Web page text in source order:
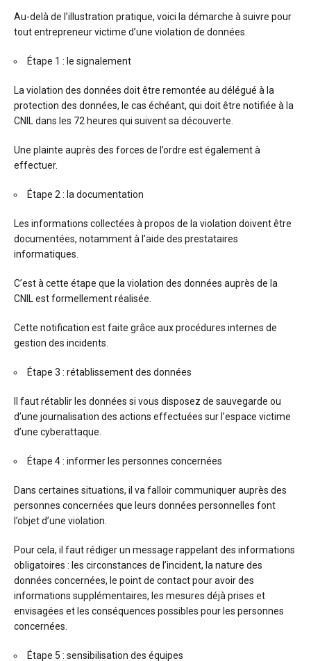
Au-delà de l’illustration pratique, voici la démarche à suivre pour
tout entrepreneur victime d’une violation de données.
Étape 1 : le signalement
La violation des données doit être remontée au délégué à la
protection des données, le cas échéant, qui doit être notifiée à la
CNIL dans les 72 heures qui suivent sa découverte.
Une plainte auprès des forces de l’ordre est également à
effectuer.
Étape 2 : la documentation
Les informations collectées à propos de la violation doivent être
documentées, notamment à l’aide des prestataires
informatiques.
C’est à cette étape que la violation des données auprès de la
CNIL est formellement réalisée.
Cette notification est faite grâce aux procédures internes de
gestion des incidents.
Étape 3 : rétablissement des données
Il faut rétablir les données si vous disposez de sauvegarde ou
d’une journalisation des actions effectuées sur l’espace victime
d’une cyberattaque.
Étape 4 : informer les personnes concernées
Dans certaines situations, il va falloir communiquer auprès des
personnes concernées que leurs données personnelles font
l’objet d’une violation.
Pour cela, il faut rédiger un message rappelant des informations
obligatoires : les circonstances de l’incident, la nature des
données concernées, le point de contact pour avoir des
informations supplémentaires, les mesures déjà prises et
envisagées et les conséquences possibles pour les personnes
concernées.
Étape 5 : sensibilisation des équipes